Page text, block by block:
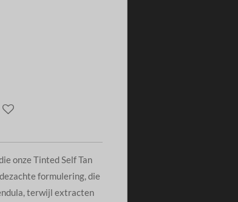
onze Tinted Self Tan
formulering, die
terwijl extracten